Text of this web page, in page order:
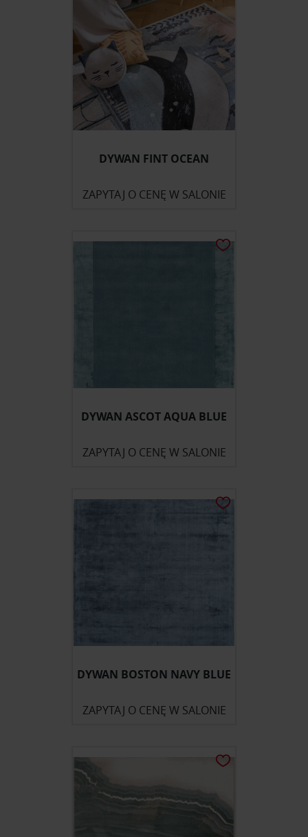
DYWAN FINT OCEAN
ZAPYTAJ O CENĘ W SALONIE
DYWAN ASCOT AQUA BLUE
ZAPYTAJ O CENĘ W SALONIE
DYWAN BOSTON NAVY BLUE
ZAPYTAJ O CENĘ W SALONIE